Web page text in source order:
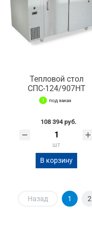
Тепловой стол
СПС-124/907НТ
под заказ
108 394 руб.
шт
В корзину
Назад 1 2